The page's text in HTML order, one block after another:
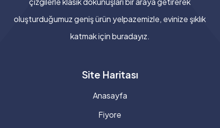
oluşturduğumuz geniş ürün yelpazemizle, evinize şıklık
katmak için buradayız.
Site Haritası
Anasayfa
Fiyore